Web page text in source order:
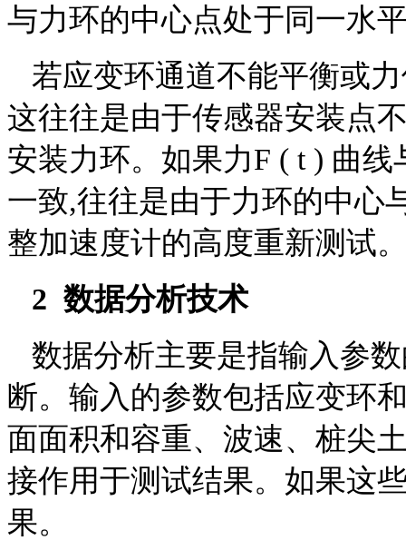
与力环的中心点处于同一水
若应变环通道不能平衡或
这往往是由于传感器安装点
安装力环。如果力F ( t ) 曲
一致,往往是由于力环的中心
整加速度计的高度重新测试
2 数据分析技术
数据分析主要是指输入参
断。输入的参数包括应变环
面面积和容重、波速、桩尖
接作用于测试结果。如果这
果。